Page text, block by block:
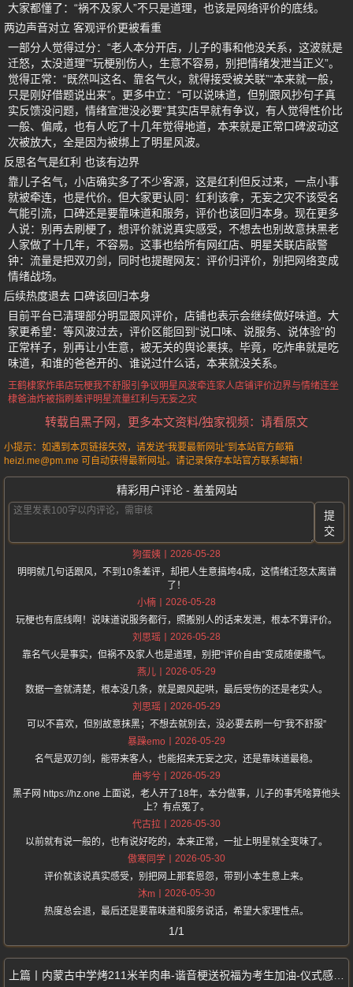
大家都懂了：“祸不及家人”不只是道理，也该是网络评价的底线。
两边声音对立 客观评价更被看重
一部分人觉得过分：“老人本分开店，儿子的事和他没关系，这波就是
迁怒，太没道理”“玩梗别伤人，生意不容易，别把情绪发泄当正义”。
觉得正常：“既然叫这名、靠名气火，就得接受被关联”“本来就一般，
只是刚好借题说出来”。更多中立：“可以说味道，但别跟风抄句子真
实反馈没问题，情绪宣泄没必要”其实店早就有争议，有人觉得性价比
一般、偏咸，也有人吃了十几年觉得地道，本来就是正常口碑波动这
次被放大，全是因为被绑上了明星风波。
反思名气是红利 也该有边界
靠儿子名气，小店确实多了不少客源，这是红利但反过来，一点小事
就被牵连，也是代价。但大家更认同：红利该拿，无妄之灾不该受名
气能引流，口碑还是要靠味道和服务，评价也该回归本身。现在更多
人说：别再去刷梗了，想评价就说真实感受，不想去也别故意抹黑老
人家做了十几年，不容易。这事也给所有网红店、明星关联店敲警
钟：流量是把双刃剑，同时也提醒网友：评价归评价，别把网络变成
情绪战场。
后续热度退去 口碑该回归本身
目前平台已清理部分明显跟风评价，店铺也表示会继续做好味道。大
家更希望：等风波过去，评价区能回到“说口味、说服务、说体验”的
正常样子，别再让小生意，被无关的舆论裹挟。毕竟，吃炸串就是吃
味道，和谁的爸爸开的、谁说过什么话，本来就没关系。
王鹤棣家炸串店玩梗我不舒服引争议明星风波牵连家人店铺评价边界与情绪连坐
棣爸油炸被指刷差评明星流量红利与无妄之灾
转载自黑子网，更多本文资料/独家视频：请看原文
小提示：如遇到本页链接失效，请发送“我要最新网址”到本站官方邮箱
heizi.me@pm.me 可自动获得最新网址。请记录保存本站官方联系邮箱！
精彩用户评论 - 羞羞网站
提
交
狗蛋姨
2026-05-28
明明就几句话跟风，不到10条差评，却把人生意搞垮4成，这情绪迁怒太离谱
了！
小楠
2026-05-28
玩梗也有底线啊！说味道说服务都行，照搬别人的话来发泄，根本不算评价。
刘思瑶
2026-05-28
靠名气火是事实，但祸不及家人也是道理，别把“评价自由”变成随便撒气。
燕儿
2026-05-29
数据一查就清楚，根本没几条，就是跟风起哄，最后受伤的还是老实人。
刘思瑶
2026-05-29
可以不喜欢，但别故意抹黑；不想去就别去，没必要去刷一句“我不舒服”
暴躁emo
2026-05-29
名气是双刃剑，能带来客人，也能招来无妄之灾，还是靠味道最稳。
曲岑兮
2026-05-29
黑子网 https://hz.one 上面说，老人开了18年，本分做事，儿子的事凭啥算他头
上？有点冤了。
代古拉
2026-05-30
以前就有说一般的，也有说好吃的，本来正常，一扯上明星就全变味了。
傲寒同学
2026-05-30
评价就该说真实感受，别把网上那套恩怨，带到小本生意上来。
沐m
2026-05-30
热度总会退，最后还是要靠味道和服务说话，希望大家理性点。
1/1
内蒙古中学烤211米羊肉串-谐音梗送祝福为考生加油-仪式感拉满